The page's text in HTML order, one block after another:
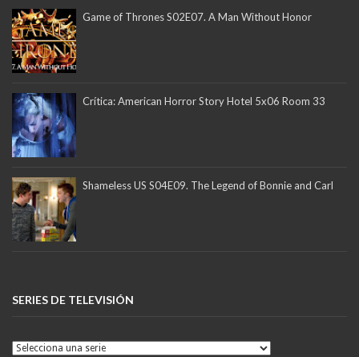
Game of Thrones S02E07. A Man Without Honor
Crítica: American Horror Story Hotel 5x06 Room 33
Shameless US S04E09. The Legend of Bonnie and Carl
SERIES DE TELEVISIÓN